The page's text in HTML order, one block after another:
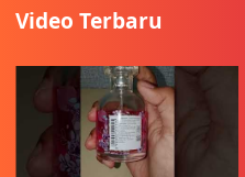
Video Terbaru